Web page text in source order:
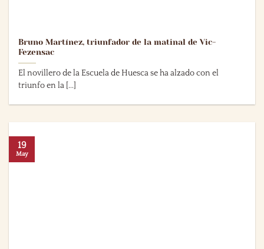
Bruno Martínez, triunfador de la matinal de Vic-
Fezensac
El novillero de la Escuela de Huesca se ha alzado con el
triunfo en la [...]
19
May